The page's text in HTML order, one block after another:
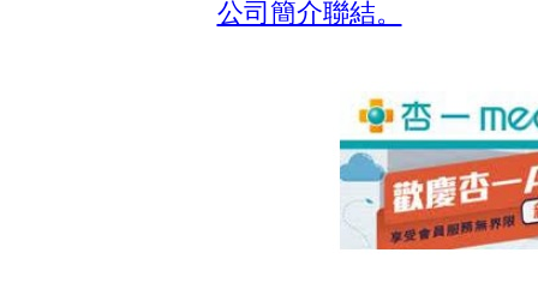
公司簡介聯結。